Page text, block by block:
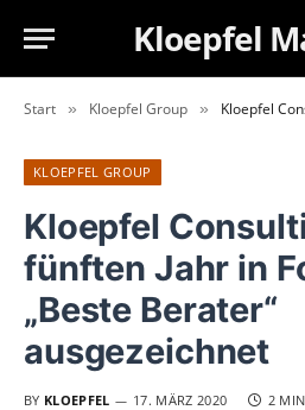
Kloepfel
Start » Kloepfel Group » Kloepfel Consulting im
KLOEPFEL GROUP
Kloepfel
fünften Jahr in
„Beste Berater“
ausgezeichnet
BY KLOEPFEL 17. MÄRZ 2020 2